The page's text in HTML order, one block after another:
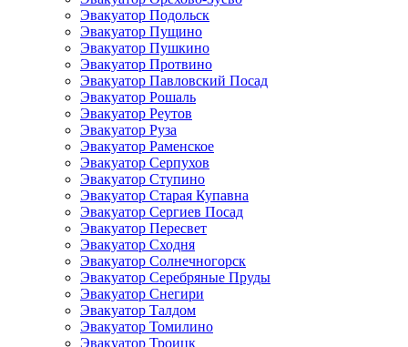
Эвакуатор Подольск
Эвакуатор Пущино
Эвакуатор Пушкино
Эвакуатор Протвино
Эвакуатор Павловский Посад
Эвакуатор Рошаль
Эвакуатор Реутов
Эвакуатор Руза
Эвакуатор Раменское
Эвакуатор Серпухов
Эвакуатор Ступино
Эвакуатор Старая Купавна
Эвакуатор Сергиев Посад
Эвакуатор Пересвет
Эвакуатор Сходня
Эвакуатор Солнечногорск
Эвакуатор Серебряные Пруды
Эвакуатор Снегири
Эвакуатор Талдом
Эвакуатор Томилино
Эвакуатор Троицк